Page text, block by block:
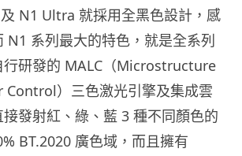
N1 Ultra 就採用全黑色設計，感
N1 系列最大的特色，就是全系列
行研發的 MALC（Microstructure
）三色激光引擎及集成雲
發射紅、綠、藍 3 種不同顏色的
BT.2020 廣色域，而且擁有